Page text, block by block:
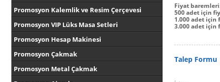
Promosyon Kalemlik ve Resim Çerçevesi
Promosyon VIP Lüks Masa Setleri
Promosyon Hesap Makinesi
Promosyon Çakmak
Promosyon Metal Çakmak
Fiyat
500 adet için
1.000 adet için
3.000 adet için
Talep Formu